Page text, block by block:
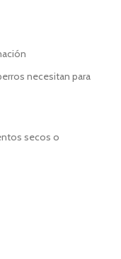
necesitan para
secos o